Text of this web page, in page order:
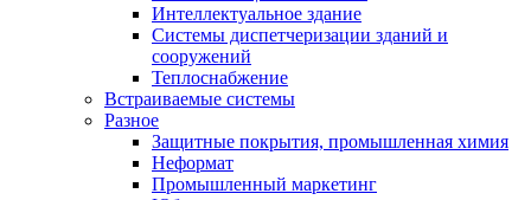
Интеллектуальное здание
Системы диспетчеризации зданий и
сооружений
Теплоснабжение
Встраиваемые системы
Разное
Защитные покрытия, промышленная химия
Неформат
Промышленный маркетинг